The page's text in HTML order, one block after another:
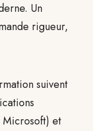
Un
rigueur,
suivent
Microsoft) et